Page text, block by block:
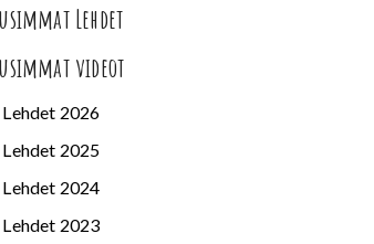
Lehdet
videot
Lehdet 2026
Lehdet 2025
Lehdet 2024
Lehdet 2023